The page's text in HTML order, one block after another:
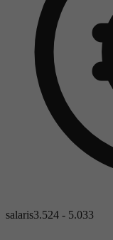
salaris3.524 - 5.033